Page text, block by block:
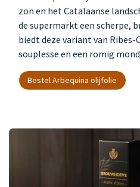
zon en het Catalaanse
de supermarkt een scherpe,
biedt deze variant van Ribes-
souplesse en een romig
Bestel Arbequina olijfolie